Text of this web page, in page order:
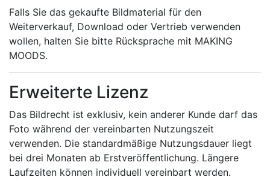
Falls Sie das gekaufte Bildmaterial für den
Weiterverkauf, Download oder Vertrieb verwenden
wollen, halten Sie bitte Rücksprache mit MAKING
MOODS.
Erweiterte Lizenz
Das Bildrecht ist exklusiv, kein anderer Kunde darf das
Foto während der vereinbarten Nutzungszeit
verwenden. Die standardmäßige Nutzungsdauer liegt
bei drei Monaten ab Erstveröffentlichung. Längere
Laufzeiten können individuell vereinbart werden.